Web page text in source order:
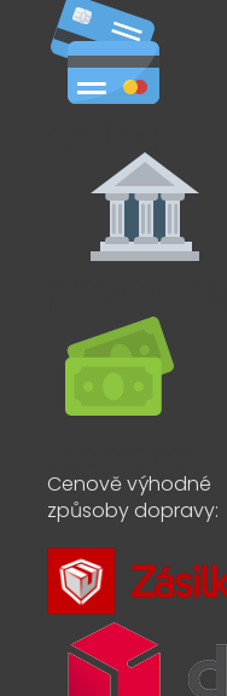
Cenově výhodné
způsoby dopravy: